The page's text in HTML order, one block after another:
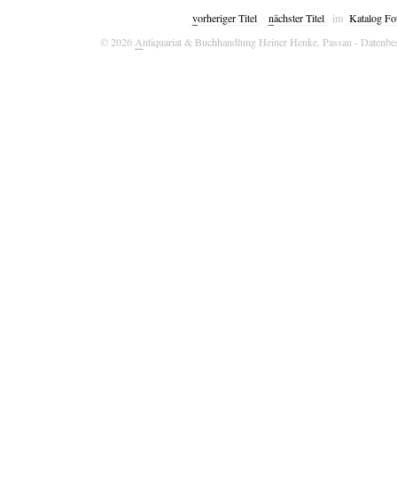
vorheriger Titel nächster Titel im Katalog
© 2026Antiquariat & Buchhandlung Heiner Henke, Passau -